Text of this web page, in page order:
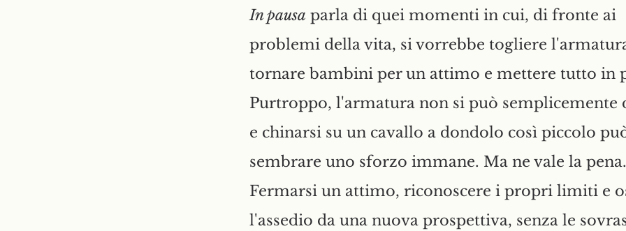
In pausa parla di quei momenti in cui, di fronte ai
problemi della vita, si vorrebbe togliere
tornare bambini per un attimo e mettere tutto in
Purtroppo, l'armatura non si può semplicemente
e chinarsi su un cavallo a dondolo così piccolo
sembrare uno sforzo immane. Ma ne vale la pena.
Fermarsi un attimo, riconoscere i propri limiti e
l'assedio da una nuova prospettiva, senza le